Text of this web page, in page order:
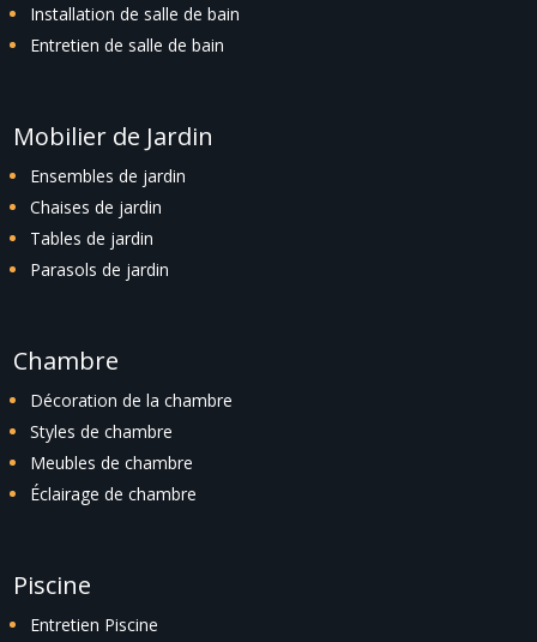
Installation de salle de bain
Entretien de salle de bain
Mobilier de Jardin
Ensembles de jardin
Chaises de jardin
Tables de jardin
Parasols de jardin
Chambre
Décoration de la chambre
Styles de chambre
Meubles de chambre
Éclairage de chambre
Piscine
Entretien Piscine